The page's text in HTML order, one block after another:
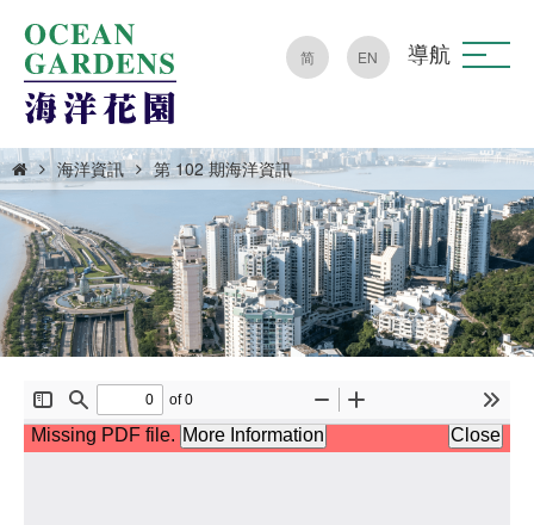
简 EN 導航
海洋資訊 第 102 期海洋資訊